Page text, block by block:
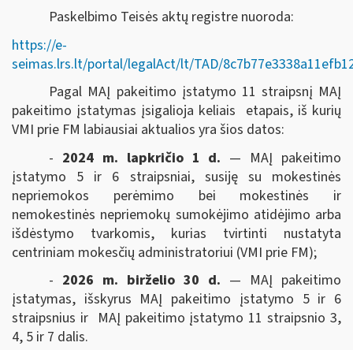
Paskelbimo Teisės aktų registre nuoroda:
https://e-
seimas.lrs.lt/portal/legalAct/lt/TAD/
Pagal MAĮ pakeitimo įstatymo 11 straipsnį MAĮ
pakeitimo įstatymas įsigalioja keliais etapais, iš kurių
VMI prie FM labiausiai aktualios yra šios datos:
- 2024 m. lapkričio 1 d. — MAĮ pakeitimo
įstatymo 5 ir 6 straipsniai, susiję su mokestinės
nepriemokos perėmimo bei mokestinės ir
nemokestinės nepriemokų sumokėjimo atidėjimo arba
išdėstymo tvarkomis, kurias tvirtinti nustatyta
centriniam mokesčių administratoriui (VMI prie FM);
- 2026 m. birželio 30 d. — MAĮ pakeitimo
įstatymas, išskyrus MAĮ pakeitimo įstatymo 5 ir 6
straipsnius ir MAĮ pakeitimo įstatymo 11 straipsnio 3,
4, 5 ir 7 dalis.